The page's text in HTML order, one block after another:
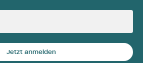
Jetzt anmelden